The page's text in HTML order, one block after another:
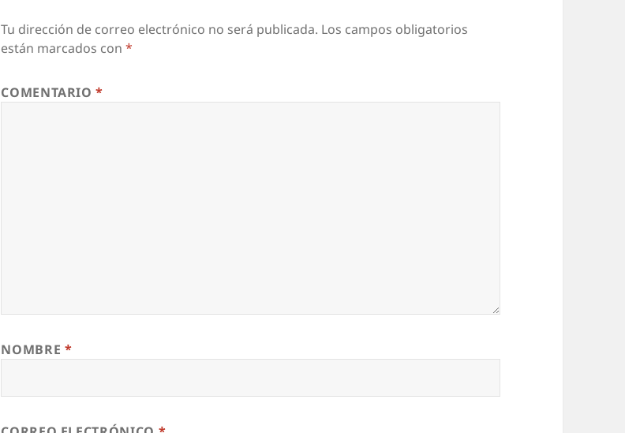
Tu dirección de correo electrónico no será publicada. Los campos obligatorios
están marcados con*
COMENTARIO*
NOMBRE *